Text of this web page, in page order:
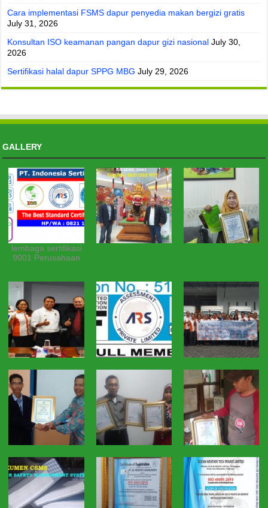
Cara implementasi FSMS dapur penyedia makan bergizi gratis
July 31, 2026
Konsultan ISO keamanan pangan dapur gizi nasional July 30,
2026
Sertifikasi halal dapur SPPG MBG July 29, 2026
GALLERY
lembaga sertifikasi
9001 Perusahaan